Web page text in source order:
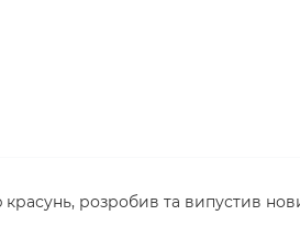
розробив та випустив